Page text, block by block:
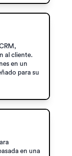
al cliente.
en un
para su
en una